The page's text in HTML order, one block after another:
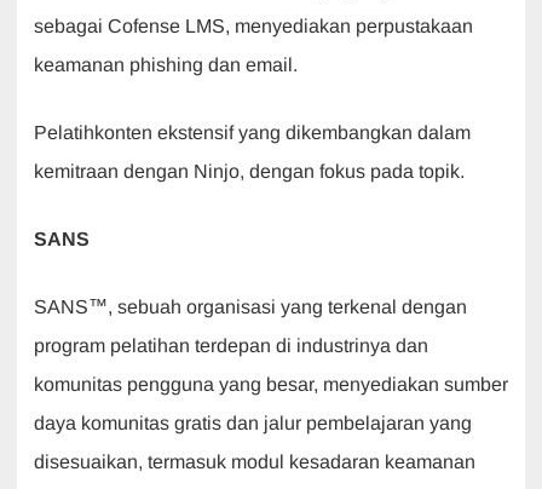
sebagai Cofense LMS, menyediakan perpustakaan
keamanan phishing dan email.
Pelatihkonten ekstensif yang dikembangkan dalam
kemitraan dengan Ninjo, dengan fokus pada topik.
SANS
SANS™, sebuah organisasi yang terkenal dengan
program pelatihan terdepan di industrinya dan
komunitas pengguna yang besar, menyediakan sumber
daya komunitas gratis dan jalur pembelajaran yang
disesuaikan, termasuk modul kesadaran keamanan